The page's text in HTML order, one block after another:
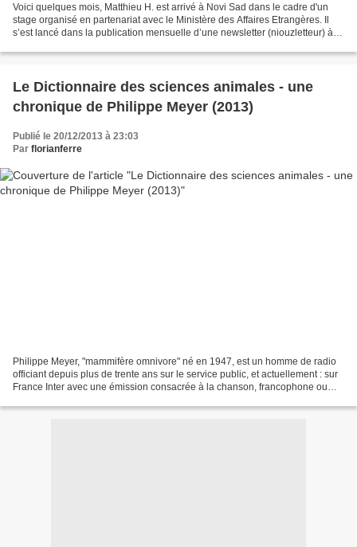
Voici quelques mois, Matthieu H. est arrivé à Novi Sad dans le cadre d'un
stage organisé en partenariat avec le Ministère des Affaires Etrangères. Il
s’est lancé dans la publication mensuelle d’une newsletter (niouzletteur) à
Le Dictionnaire des sciences animales - une
chronique de Philippe Meyer (2013)
Publié le 20/12/2013 à 23:03
Par florianferre
Philippe Meyer, "mammifère omnivore" né en 1947, est un homme de radio
officiant depuis plus de trente ans sur le service public, et actuellement : sur
France Inter avec une émission consacrée à la chanson, francophone ou